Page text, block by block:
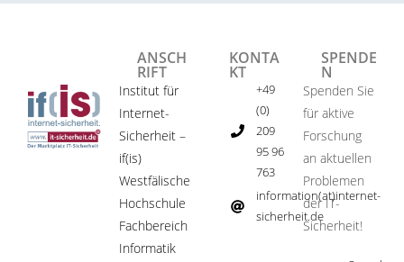
ANSCH
RIFT
Institut für
Internet-
Sicherheit –
if(is)
Westfälische
Hochschule
Fachbereich
Informatik
KONTA
KT
+49
(0)
209
95 96
763
information(at)internet-
sicherheit.de ​
SPENDE
N
Spenden Sie
für aktive
Forschung
an aktuellen
Problemen
der IT-
Sicherheit!​